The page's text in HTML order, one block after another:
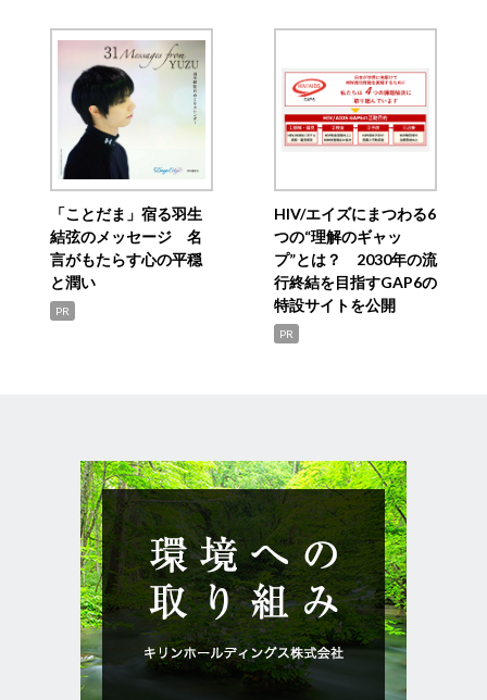
「ことだま」宿る羽生
結弦のメッセージ 名
言がもたらす心の平穏
と潤い
PR
HIV/エイズにまつわる6
つの“理解のギャッ
プ”とは？ 2030年の流
行終結を目指すGAP6の
特設サイトを公開
PR